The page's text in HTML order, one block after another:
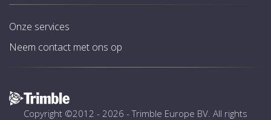
Onze services
Neem contact met ons op
Copyright ©2012 - 2026 -Trimble Europe BV . All rights